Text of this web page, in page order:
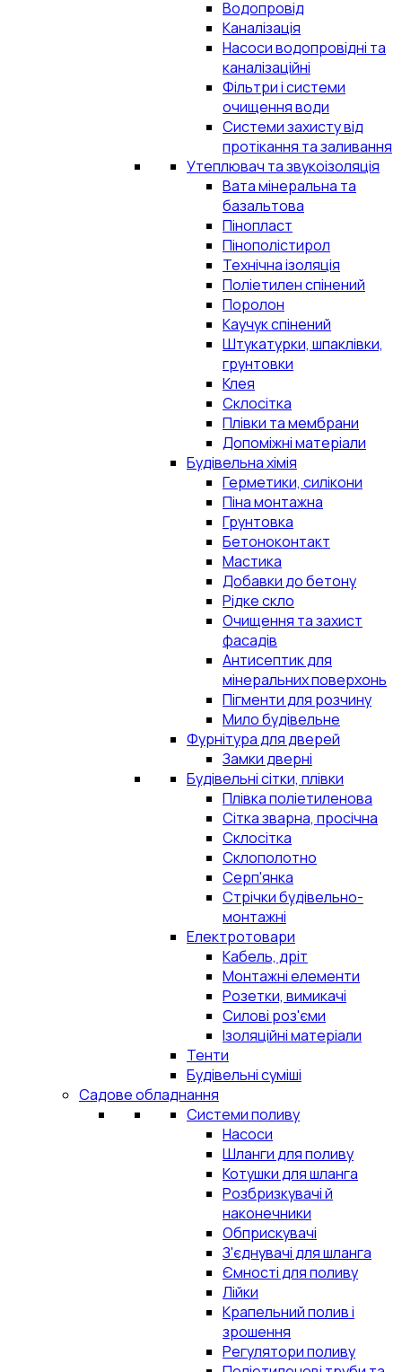
Водопровід
Каналізація
Насоси водопровідні та
каналізаційні
Фільтри і системи
очищення води
Системи захисту від
протікання та заливання
Утеплювач та звукоізоляція
Вата мінеральна та
базальтова
Пінопласт
Пінополістирол
Технічна ізоляція
Поліетилен спінений
Поролон
Каучук спінений
Штукатурки, шпаклівки,
грунтовки
Клея
Склосітка
Плівки та мембрани
Допоміжні матеріали
Будівельна хімія
Герметики, силікони
Піна монтажна
Грунтовка
Бетоноконтакт
Мастика
Добавки до бетону
Рідке скло
Очищення та захист
фасадів
Антисептик для
мінеральних поверхонь
Пігменти для розчину
Мило будівельне
Фурнітура для дверей
Замки дверні
Будівельні сітки, плівки
Плівка поліетиленова
Сітка зварна, просічна
Склосітка
Склополотно
Серп'янка
Стрічки будівельно-
монтажні
Електротовари
Кабель, дріт
Монтажні елементи
Розетки, вимикачі
Силові роз'єми
Ізоляційні матеріали
Тенти
Будівельні суміші
Садове обладнання
Системи поливу
Насоси
Шланги для поливу
Котушки для шланга
Розбризкувачі й
наконечники
Обприскувачі
З'єднувачі для шланга
Ємності для поливу
Лійки
Крапельний полив і
зрошення
Регулятори поливу